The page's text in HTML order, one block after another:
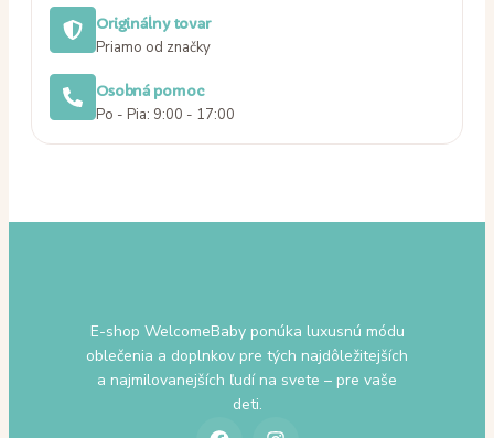
Originálny tovar
Priamo od značky
Osobná pomoc
Po - Pia: 9:00 - 17:00
E-shop WelcomeBaby ponúka luxusnú módu
oblečenia a doplnkov pre tých najdôležitejších
a najmilovanejších ľudí na svete – pre vaše
deti.